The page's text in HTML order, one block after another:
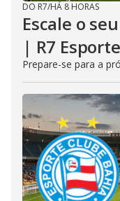
DO R7/HÁ 8 HORAS
Escale o
| R7
Prepare-se para a